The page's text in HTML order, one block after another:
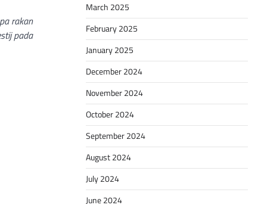
rakan
pada
March 2025
February 2025
January 2025
December 2024
November 2024
October 2024
September 2024
August 2024
July 2024
June 2024